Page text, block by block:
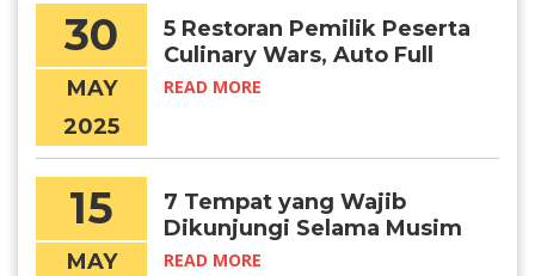
30
MAY
2025
5 Restoran Pemilik Peserta
Culinary Wars, Auto Full
Booked!
READ MORE
15
MAY
7 Tempat yang Wajib
Dikunjungi Selama Musim
Panas di Korea
READ MORE